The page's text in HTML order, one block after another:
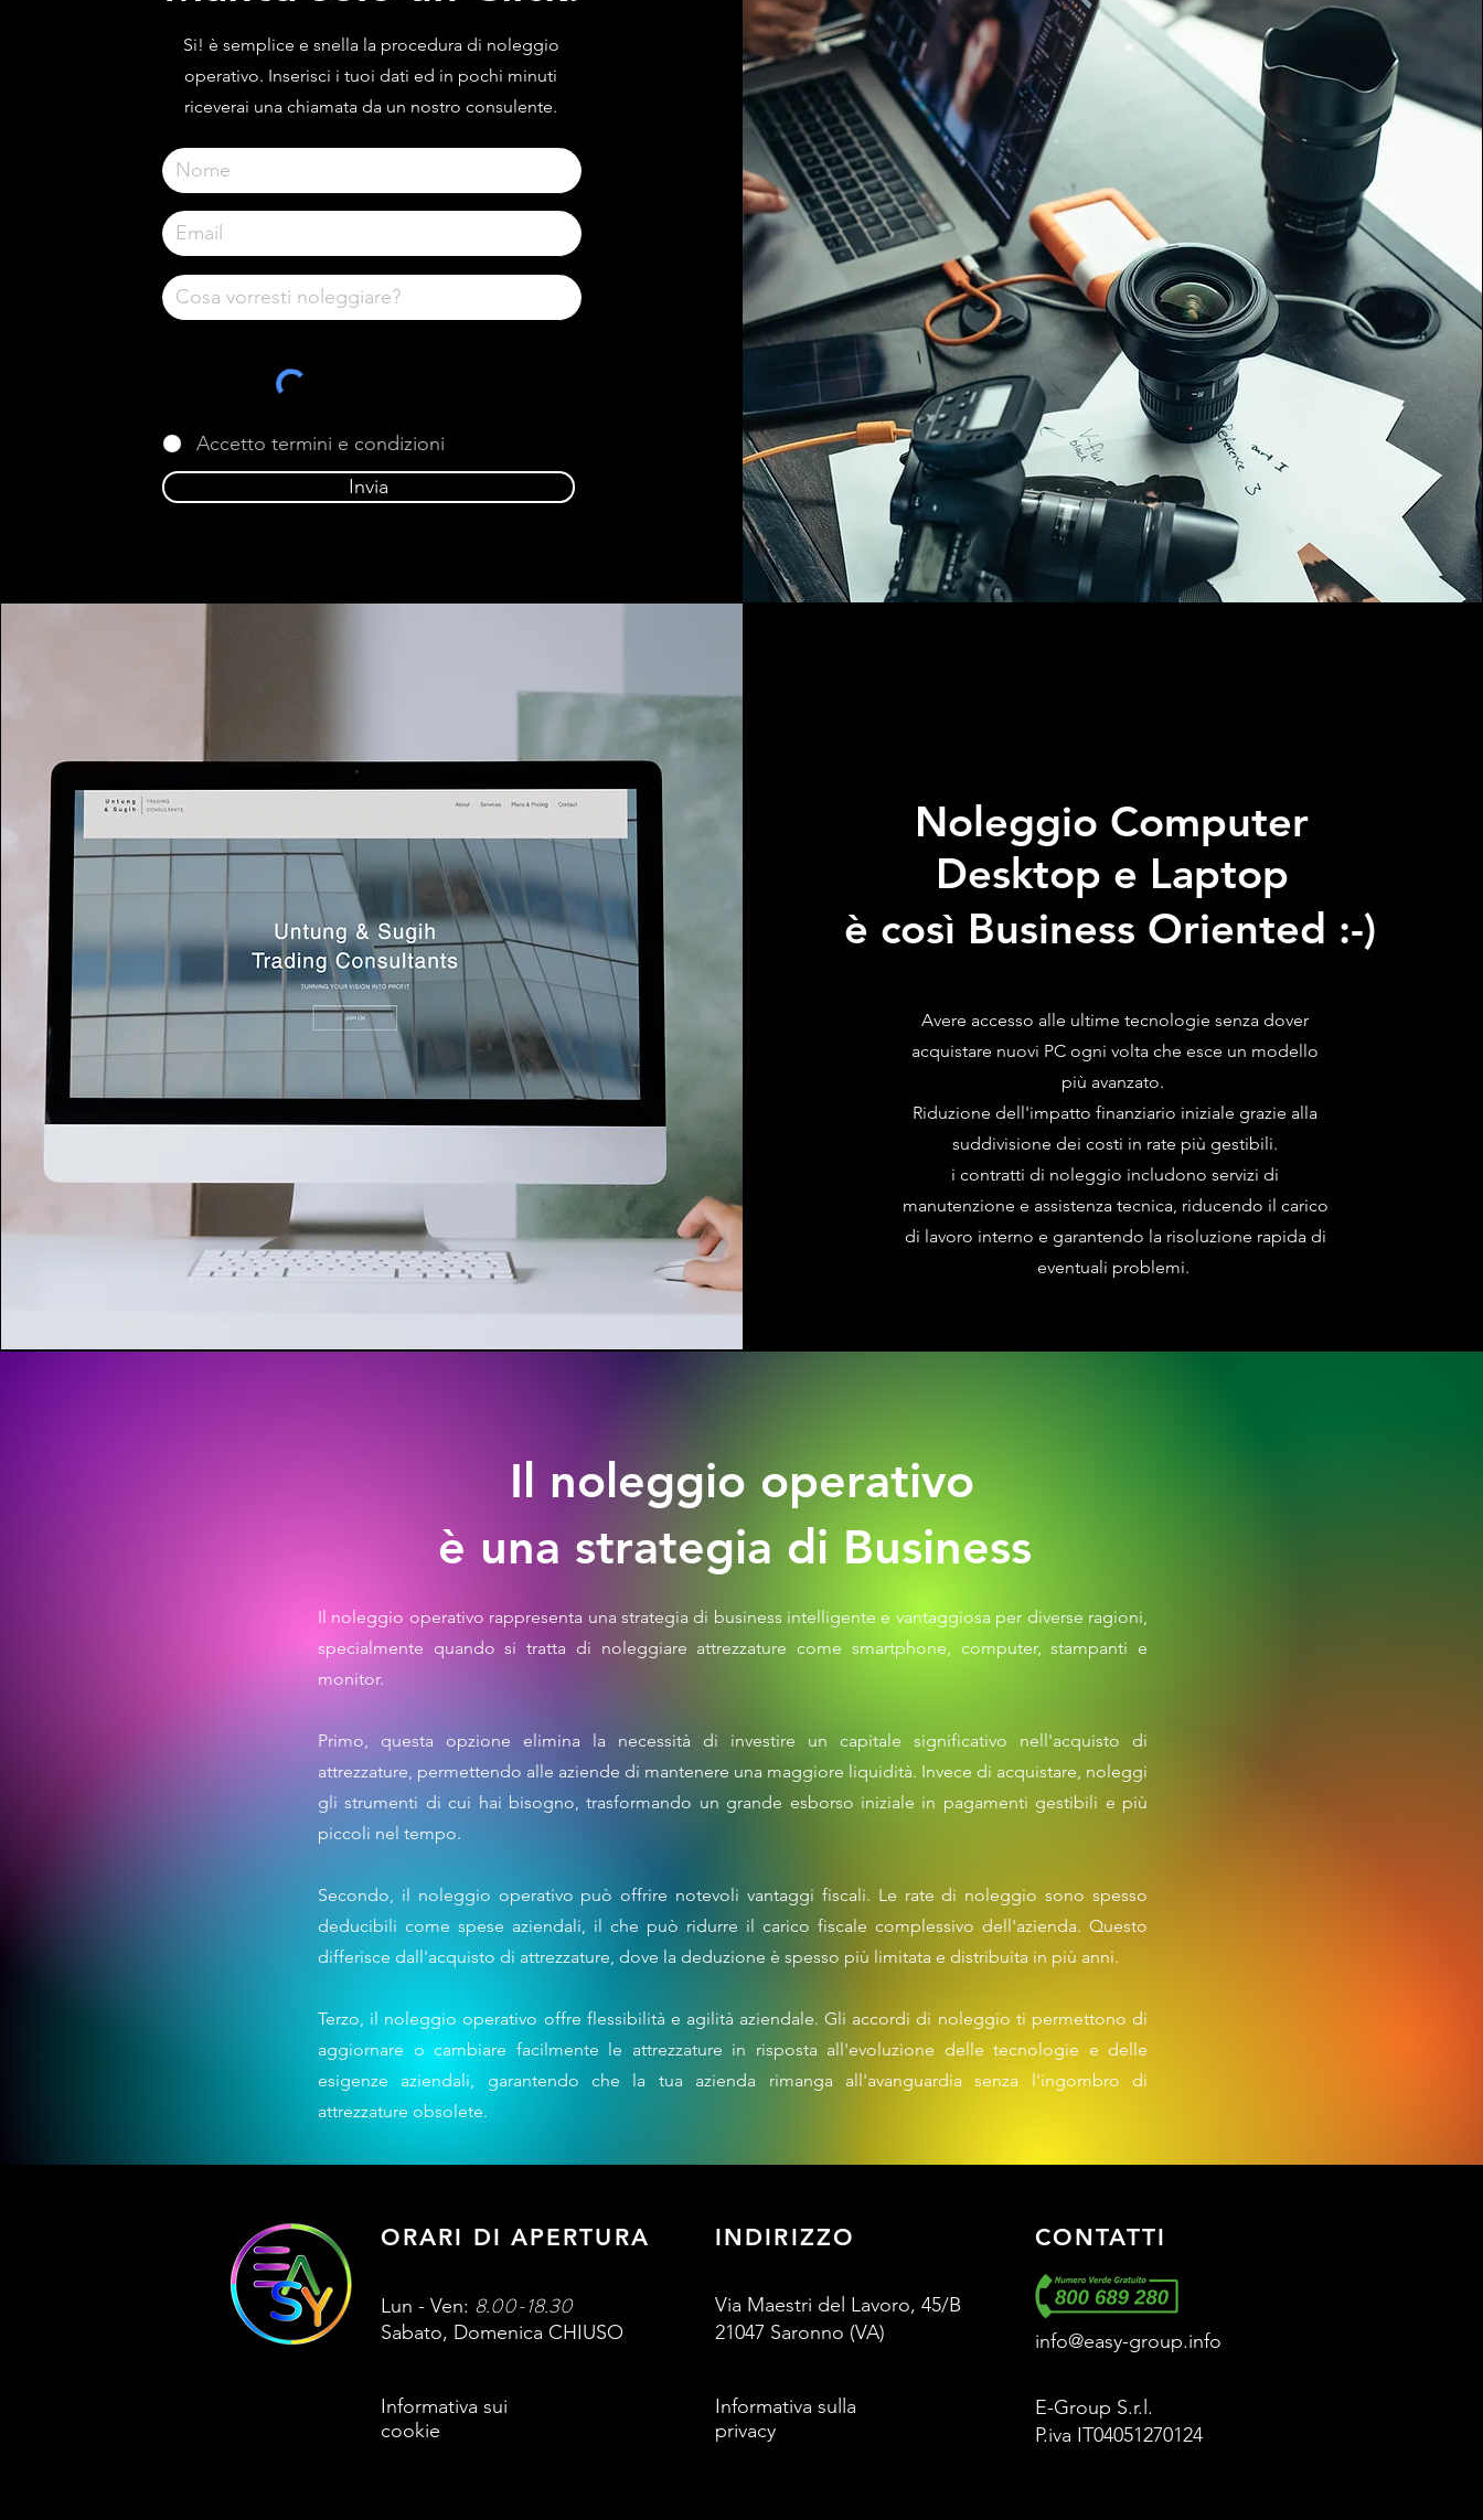
Si! è semplice e snella la procedura di noleggio
operativo. Inserisci i tuoi dati ed in pochi minuti
riceverai una chiamata da un nostro consulente.
Accetto termini e condizioni
Invia
Noleggio Computer
Desktop e Laptop
è così Business Oriented :-)
Avere accesso alle ultime tecnologie senza dover
acquistare nuovi PC ogni volta che esce un modello
più avanzato.
Riduzione dell'impatto finanziario iniziale grazie alla
suddivisione dei costi in rate più gestibili.
i contratti di noleggio includono servizi di
manutenzione e assistenza tecnica, riducendo il carico
di lavoro interno e garantendo la risoluzione rapida di
eventuali problemi.
Il noleggio operativo
è una strategia di Business
Il noleggio operativo rappresenta una strategia di business intelligente e vantaggiosa per diverse ragioni,
specialmente quando si tratta di noleggiare attrezzature come smartphone, computer, stampanti e
monitor.
Primo, questa opzione elimina la necessità di investire un capitale significativo nell'acquisto di
attrezzature, permettendo alle aziende di mantenere una maggiore liquidità. Invece di acquistare, noleggi
gli strumenti di cui hai bisogno, trasformando un grande esborso iniziale in pagamenti gestibili e più
piccoli nel tempo.
Secondo, il noleggio operativo può offrire notevoli vantaggi fiscali. Le rate di noleggio sono spesso
deducibili come spese aziendali, il che può ridurre il carico fiscale complessivo dell'azienda. Questo
differisce dall'acquisto di attrezzature, dove la deduzione è spesso più limitata e distribuita in più anni.
Terzo, il noleggio operativo offre flessibilità e agilità aziendale. Gli accordi di noleggio ti permettono di
aggiornare o cambiare facilmente le attrezzature in risposta all'evoluzione delle tecnologie e delle
esigenze aziendali, garantendo che la tua azienda rimanga all'avanguardia senza l'ingombro di
attrezzature obsolete.
ORARI DI APERTURA
Lun - Ven: 8.00-18.30
​​Sabato, Domenica CHIUSO
Informativa sui
cookie
INDIRIZZO
Via Maestri del Lavoro, 45/B
21047 Saronno (VA)
Informativa sulla
privacy
CONTATTI
info@easy-group.info
E-Group S.r.l.
P.iva IT04051270124